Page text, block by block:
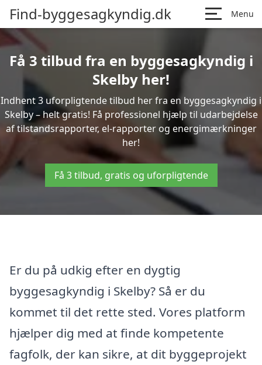
Find-byggesagkyndig.dk Menu
Få 3 tilbud fra en byggesagkyndig i
Skelby her!
Indhent 3 uforpligtende tilbud her fra en byggesagkyndig i
Skelby – helt gratis! Få professionel hjælp til udarbejdelse
af tilstandsrapporter, el-rapporter og energimærkninger
her!
Få 3 tilbud, gratis og uforpligtende
Er du på udkig efter en dygtig
byggesagkyndig i Skelby? Så er du
kommet til det rette sted. Vores platform
hjælper dig med at finde kompetente
fagfolk, der kan sikre, at dit byggeprojekt